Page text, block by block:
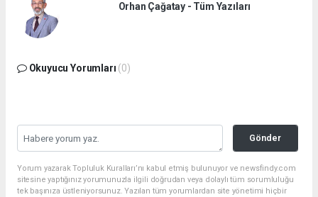
Orhan Çağatay - Tüm Yazıları
Okuyucu Yorumları (0)
Gönder
Yorum yazarak Topluluk Kuralları’nı kabul etmiş bulunuyor ve newsfindy.com
sitesine yaptığınız yorumunuzla ilgili doğrudan veya dolaylı tüm sorumluluğu
tek başınıza üstleniyorsunuz. Yazılan tüm yorumlardan site yönetimi hiçbir